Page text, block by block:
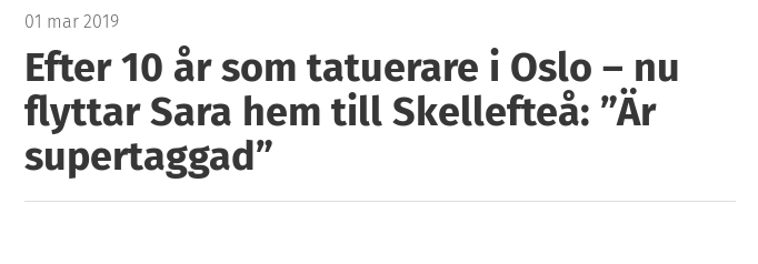
01 mar 2019
Efter 10 år som tatuerare i Oslo – nu
flyttar Sara hem till Skellefteå: ”Är
supertaggad”